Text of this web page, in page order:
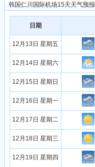
韩国仁川国际机场15天天气预报
日期
12月13日 星期五
12月14日 星期六
12月15日 星期日
12月16日 星期一
12月17日 星期二
12月18日 星期三
12月19日 星期四